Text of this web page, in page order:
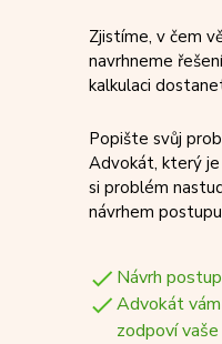
Zjistíme, v čem
navrhneme
kalkulaci
Popište svůj
Advokát, který je
si problém
návrhem
Návrh
Advokát
zodpoví